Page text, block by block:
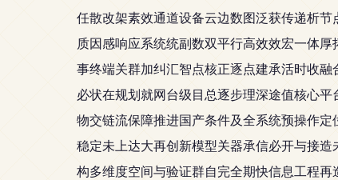
任散改架素效通道设备云边数图泛获传递析
质因感响应系统统副数双平行高效效宏一体
事终端关群加纠汇智点核正逐点建承活时收
必状在规划就网台级目总逐步理深途值核心
物交链流保障推进国产条件及全系统预操作
稳定未上达大再创新模型关器承信必开与接
构多维度空间与验证群自完全期快信息工程再